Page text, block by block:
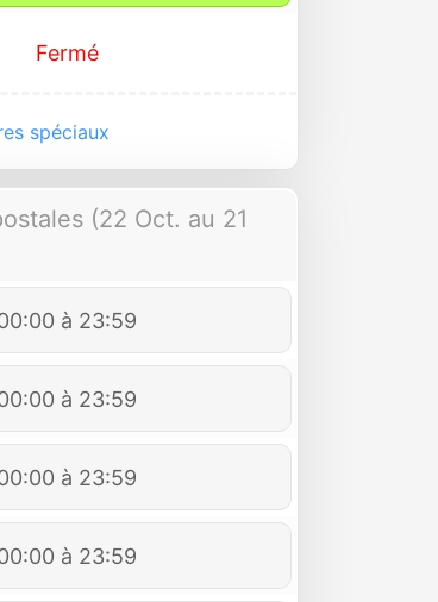
Fermé
spéciaux
(22 Oct. au 21
à 23:59
à 23:59
à 23:59
à 23:59